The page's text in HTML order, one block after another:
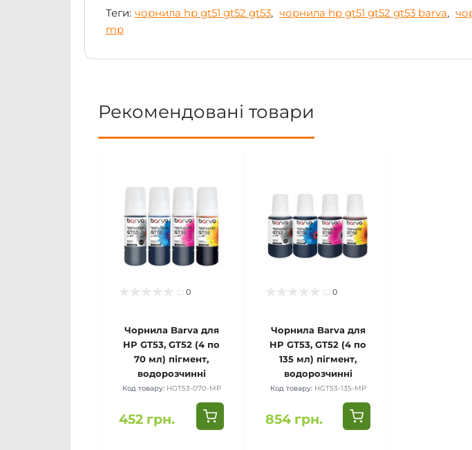
Теги: чорнила hp gt51 gt52 gt53, чорнила hp gt51 gt52 gt53 barva,
mp
Рекомендовані товари
0
Чорнила Barva для
HP GT53, GT52 (4 по
70 мл) пігмент,
водорозчинні
Код товару: HGT53-070-MP
452 грн.
0
Чорнила Barva для
HP GT53, GT52 (4 по
135 мл) пігмент,
водорозчинні
Код товару: HGT53-135-MP
854 грн.